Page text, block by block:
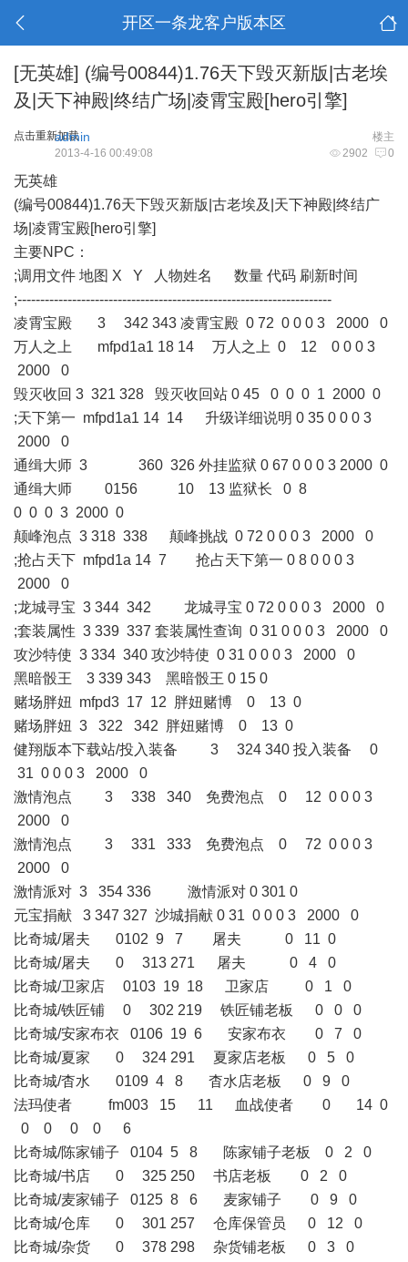
开区一条龙客户版本区
[无英雄] (编号00844)1.76天下毁灭新版|古老埃
及|天下神殿|终结广场|凌霄宝殿[hero引擎]
点击重新加载 楼主
admin
2902 0
2013-4-16 00:49:08
无英雄
(编号00844)1.76天下毁灭新版|古老埃及|天下神殿|终结广
场|凌霄宝殿[hero引擎]
主要NPC：
;调用文件 地图 X Y 人物姓名 数量 代码 刷新时间
;---------------------------------------------------------------------
凌霄宝殿 3 342 343 凌霄宝殿 0 72 0 0 0 3 2000 0
万人之上 mfpd1a1 18 14 万人之上 0 12 0 0 0 3
2000 0
毁灭收回 3 321 328 毁灭收回站 0 45 0 0 0 1 2000 0
;天下第一 mfpd1a1 14 14 升级详细说明 0 35 0 0 0 3
2000 0
通缉大师 3 360 326 外挂监狱 0 67 0 0 0 3 2000 0
通缉大师 0156 10 13 监狱长 0 8
0 0 0 3 2000 0
颠峰泡点 3 318 338 颠峰挑战 0 72 0 0 0 3 2000 0
;抢占天下 mfpd1a 14 7 抢占天下第一 0 8 0 0 0 3
2000 0
;龙城寻宝 3 344 342 龙城寻宝 0 72 0 0 0 3 2000 0
;套装属性 3 339 337 套装属性查询 0 31 0 0 0 3 2000 0
攻沙特使 3 334 340 攻沙特使 0 31 0 0 0 3 2000 0
黑暗骰王 3 339 343 黑暗骰王 0 15 0
赌场胖妞 mfpd3 17 12 胖妞赌博 0 13 0
赌场胖妞 3 322 342 胖妞赌博 0 13 0
健翔版本下载站/投入装备 3 324 340 投入装备 0
31 0 0 0 3 2000 0
激情泡点 3 338 340 免费泡点 0 12 0 0 0 3
2000 0
激情泡点 3 331 333 免费泡点 0 72 0 0 0 3
2000 0
激情派对 3 354 336 激情派对 0 301 0
元宝捐献 3 347 327 沙城捐献 0 31 0 0 0 3 2000 0
比奇城/屠夫 0102 9 7 屠夫 0 11 0
比奇城/屠夫 0 313 271 屠夫 0 4 0
比奇城/卫家店 0103 19 18 卫家店 0 1 0
比奇城/铁匠铺 0 302 219 铁匠铺老板 0 0 0
比奇城/安家布衣 0106 19 6 安家布衣 0 7 0
比奇城/夏家 0 324 291 夏家店老板 0 5 0
比奇城/杳水 0109 4 8 杳水店老板 0 9 0
法玛使者 fm003 15 11 血战使者 0 14 0
0 0 0 0 6
比奇城/陈家铺子 0104 5 8 陈家铺子老板 0 2 0
比奇城/书店 0 325 250 书店老板 0 2 0
比奇城/麦家铺子 0125 8 6 麦家铺子 0 9 0
比奇城/仓库 0 301 257 仓库保管员 0 12 0
比奇城/杂货 0 378 298 杂货铺老板 0 3 0